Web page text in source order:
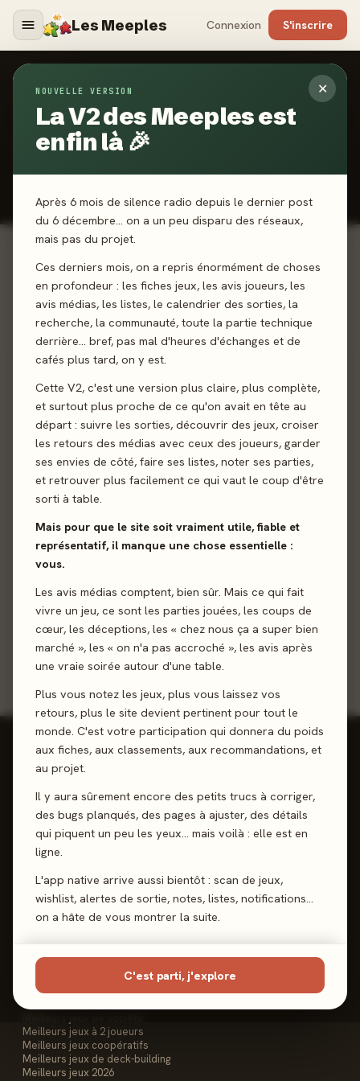
Les Meeples Connexion S'inscrire
✕
NOUVELLE VERSION
La V2 des Meeples est
enfin là 🎉
Après 6 mois de silence radio depuis le dernier post
du 6 décembre… on a un peu disparu des réseaux,
mais pas du projet.
Ces derniers mois, on a repris énormément de choses
en profondeur : les fiches jeux, les avis joueurs, les
avis médias, les listes, le calendrier des sorties, la
recherche, la communauté, toute la partie technique
derrière… bref, pas mal d'heures d'échanges et de
cafés plus tard, on y est.
Cette V2, c'est une version plus claire, plus complète,
et surtout plus proche de ce qu'on avait en tête au
départ : suivre les sorties, découvrir des jeux, croiser
les retours des médias avec ceux des joueurs, garder
ses envies de côté, faire ses listes, noter ses parties,
et retrouver plus facilement ce qui vaut le coup d'être
sorti à table.
Mais pour que le site soit vraiment utile, fiable et
représentatif, il manque une chose essentielle :
vous.
Les avis médias comptent, bien sûr. Mais ce qui fait
vivre un jeu, ce sont les parties jouées, les coups de
cœur, les déceptions, les « chez nous ça a super bien
marché », les « on n'a pas accroché », les avis après
une vraie soirée autour d'une table.
Plus vous notez les jeux, plus vous laissez vos
retours, plus le site devient pertinent pour tout le
monde. C'est votre participation qui donnera du poids
aux fiches, aux classements, aux recommandations, et
au projet.
Il y aura sûrement encore des petits trucs à corriger,
des bugs planqués, des pages à ajuster, des détails
qui piquent un peu les yeux… mais voilà : elle est en
ligne.
L'app native arrive aussi bientôt : scan de jeux,
wishlist, alertes de sortie, notes, listes, notifications…
on a hâte de vous montrer la suite.
C'est parti, j'explore
CLASSEMENT COMMUNAUTAIRE
Top 2024
Les Meeples choisissent les meilleurs jeux de 2024
📊 Classement dynamique, calculé à partir des votes des joueurs.
1 Harmonies
Libellud · 19 votes
93%
2 KYF edition · 8 votes
97%
3 Captain Flip
PlayPunk · 7 votes
98%
4 Kutná Hora 94%
5 Château Combo
Catch Up Games · 6 votes
98%
Reviews, Avis & Tendances
Jeux de Société
Les Meeples
Contact
FAQ
Les Classements
Meilleurs jeux à 2 joueurs
Meilleurs jeux coopératifs
Meilleurs jeux de deck-building
Meilleurs jeux 2026